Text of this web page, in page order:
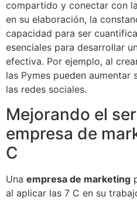
compartido y conectar con
en su elaboración, la
capacidad para ser
esenciales para desarrollar
efectiva. Por ejemplo, al
las Pymes pueden
las redes sociales.
Mejorando el
empresa de
C
Una empresa de marketing
al aplicar las 7 C en su